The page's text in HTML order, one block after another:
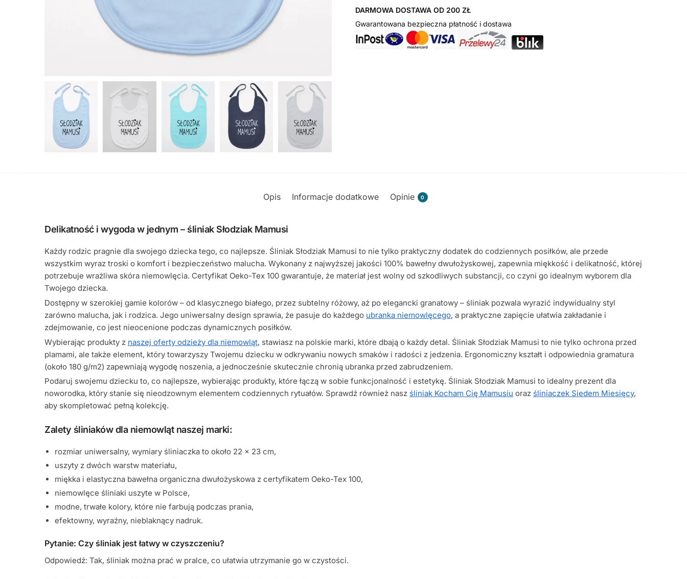
DARMOWA DOSTAWA OD 200 ZŁ
Gwarantowana bezpieczna płatność i dostawa
Opis Informacje dodatkowe Opinie 0
Delikatność i wygoda w jednym – śliniak Słodziak Mamusi
Każdy rodzic pragnie dla swojego dziecka tego, co najlepsze. Śliniak Słodziak Mamusi to nie tylko praktyczny dodatek do codziennych posiłków, ale przede
wszystkim wyraz troski o komfort i bezpieczeństwo malucha. Wykonany z najwyższej jakości 100% bawełny dwułożyskowej, zapewnia miękkość i delikatność, której
potrzebuje wrażliwa skóra niemowlęcia. Certyfikat Oeko-Tex 100 gwarantuje, że materiał jest wolny od szkodliwych substancji, co czyni go idealnym wyborem dla
Twojego dziecka.
Dostępny w szerokiej gamie kolorów – od klasycznego białego, przez subtelny różowy, aż po elegancki granatowy – śliniak pozwala wyrazić indywidualny styl
zarówno malucha, jak i rodzica. Jego uniwersalny design sprawia, że pasuje do każdego ubranka niemowlęcego, a praktyczne zapięcie ułatwia zakładanie i
zdejmowanie, co jest nieocenione podczas dynamicznych posiłków.
Wybierając produkty z naszej oferty odzieży dla niemowląt, stawiasz na polskie marki, które dbają o każdy detal. Śliniak Słodziak Mamusi to nie tylko ochrona przed
plamami, ale także element, który towarzyszy Twojemu dziecku w odkrywaniu nowych smaków i radości z jedzenia. Ergonomiczny kształt i odpowiednia gramatura
(około 180 g/m2) zapewniają wygodę noszenia, a jednocześnie skutecznie chronią ubranka przed zabrudzeniem.
Podaruj swojemu dziecku to, co najlepsze, wybierając produkty, które łączą w sobie funkcjonalność i estetykę. Śliniak Słodziak Mamusi to idealny prezent dla
noworodka, który stanie się nieodzownym elementem codziennych rytuałów. Sprawdź również nasz śliniak Kocham Cię Mamusiu oraz śliniaczek Siedem Miesięcy,
aby skompletować pełną kolekcję.
Zalety śliniaków dla niemowląt naszej marki:
rozmiar uniwersalny, wymiary śliniaczka to około 22 x 23 cm,
uszyty z dwóch warstw materiału,
miękka i elastyczna bawełna organiczna dwułożyskowa z certyfikatem Oeko-Tex 100,
niemowlęce śliniaki uszyte w Polsce,
modne, trwałe kolory, które nie farbują podczas prania,
efektowny, wyraźny, nieblaknący nadruk.
Pytanie: Czy śliniak jest łatwy w czyszczeniu?
Odpowiedź: Tak, śliniak można prać w pralce, co ułatwia utrzymanie go w czystości.